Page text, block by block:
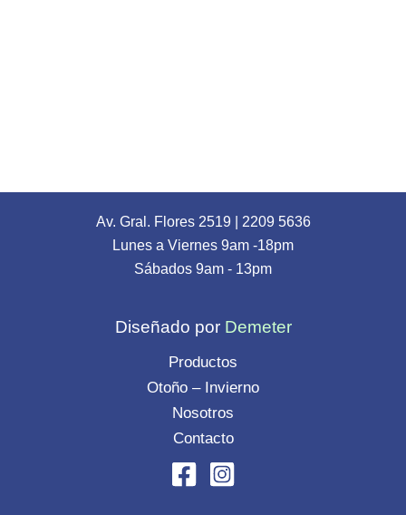
Av. Gral. Flores 2519| 2209 5636
Lunes a Viernes 9am -18pm
Sábados 9am - 13pm
Diseñado por Demeter
Productos
Otoño – Invierno
Nosotros
Contacto